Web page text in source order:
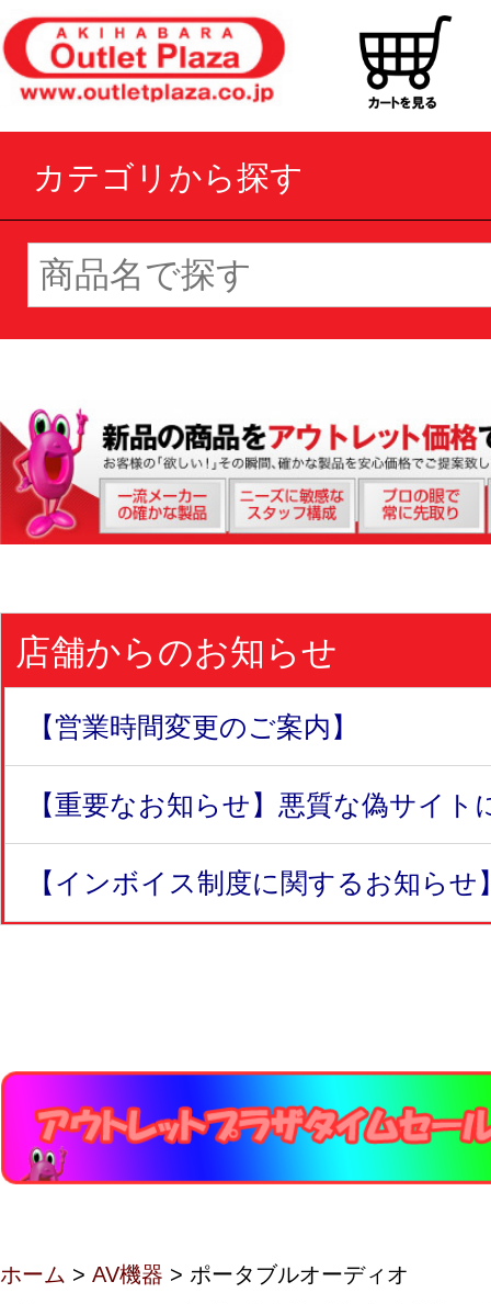
カテゴリから探す
店舗からのお知らせ
【営業時間変更のご案内】
【重要なお知らせ】悪質な偽サイト
【インボイス制度に関するお知らせ
ホーム > AV機器 > ポータブルオーディオ